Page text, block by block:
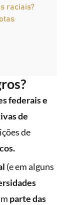
raciais?
federais e
de
de
(e em alguns
parte das